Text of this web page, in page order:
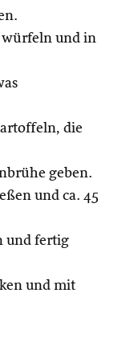
würfeln und in
die
geben.
und ca. 45
und fertig
und mit